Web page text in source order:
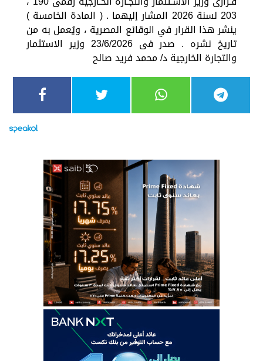
203 لسنة 2026 المشار إليهما . ( المادة الخامسة )
ينشر هذا القرار في الوقائع المصرية ، ويُعمل به من
تاريخ نشره . صدر فى 23/6/2026 وزير الاستثمار
والتجارة الخارجية د/ محمد فريد صالح